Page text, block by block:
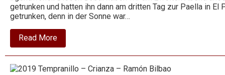
getrunken und hatten ihn dann am dritten Tag zur Paella in
getrunken, denn in der Sonne war…
Read Moreabout
2019
Bobal
Finca